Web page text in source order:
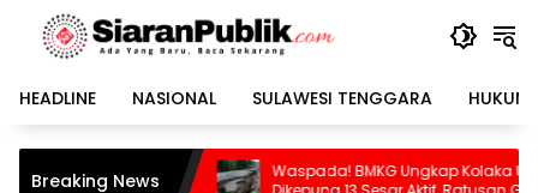
Langsung
konten
HEADLINE
NASIONAL SULAWESI TENGGARA HUKUM
Breaking NewsWaspada! BMKG Ungkap Kolaka Utara